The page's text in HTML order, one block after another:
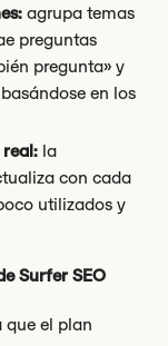
agrupa temas
preguntas
pregunta» y
en los
la
con cada
utilizados y
Surfer SEO
que el plan